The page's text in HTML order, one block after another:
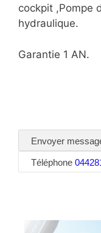
cockpit ,Pompe
hydraulique.
Garantie 1 AN.
Envoyer
Téléphone